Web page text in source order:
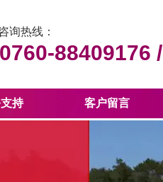
0760-88409176 /
询热线：
持 客户留言